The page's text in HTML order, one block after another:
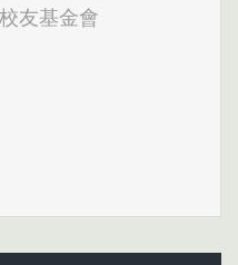
友基金會